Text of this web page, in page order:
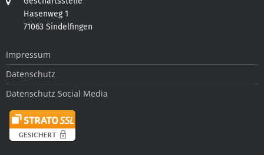
Hasenweg 1
71063 Sindelfingen
Impressum
Datenschutz
Datenschutz Social Media